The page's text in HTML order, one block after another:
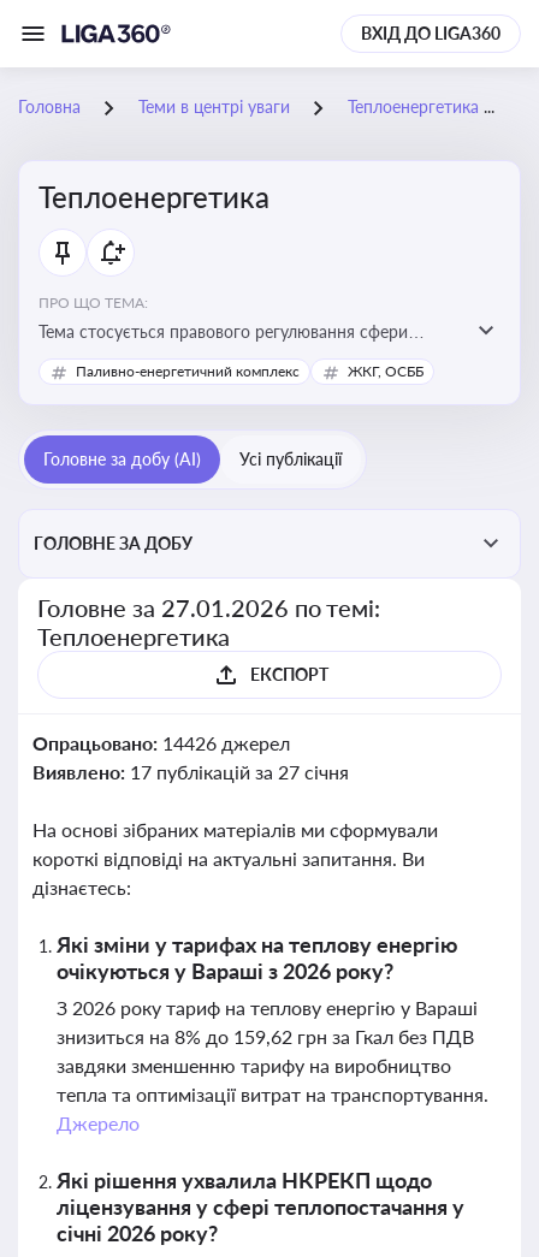
ВХІД ДО LIGA360
Головна Теми в центрі уваги Теплоенергетика
Теплоенергетика
ПРО ЩО ТЕМА:
Тема стосується правового регулювання сфери
теплопостачання в Україні, що є важливою для
енергетичної безпеки, економіки підприємств та
комунальних послуг
Паливно-енергетичний комплекс ЖКГ, ОСББ
Головне за добу (AI) Усі публікації
ГОЛОВНЕ ЗА ДОБУ
Головне за 27.01.2026 по темі:
Теплоенергетика
ЕКСПОРТ
Опрацьовано: 14426 джерел
Виявлено: 17 публікацій за 27 січня
На основі зібраних матеріалів ми сформували
короткі відповіді на актуальні запитання. Ви
дізнаєтесь:
Які зміни у тарифах на теплову енергію
очікуються у Вараші з 2026 року?
З 2026 року тариф на теплову енергію у Вараші
знизиться на 8% до 159,62 грн за Гкал без ПДВ
завдяки зменшенню тарифу на виробництво
тепла та оптимізації витрат на транспортування.
Джерело
Які рішення ухвалила НКРЕКП щодо
ліцензування у сфері теплопостачання у
січні 2026 року?